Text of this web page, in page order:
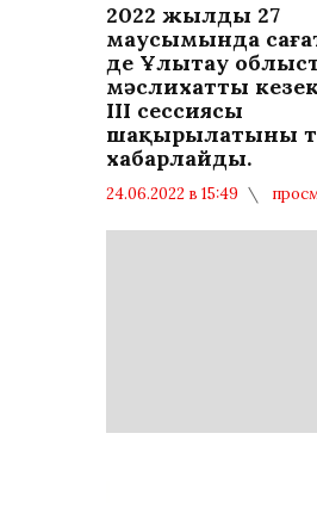
2022 жылдың 27
маусымында
де Ұлытау
мәслихаттың
ІІІ сессиясы
шақырылатыны
хабарлайды.
24.06.2022 в 15:49